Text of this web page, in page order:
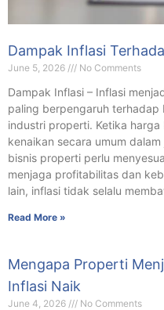
Dampak Inflasi
June 5, 2026 No Comments
Dampak Inflasi – Inflasi
paling berpengaruh terhadap
industri properti. Ketika
kenaikan secara umum
bisnis properti perlu
menjaga profitabilitas dan
lain, inflasi tidak selalu
Read More »
Mengapa Properti
Inflasi Naik
June 4, 2026 No Comments